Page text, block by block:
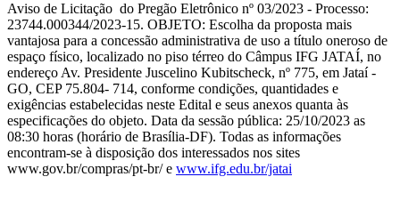
Aviso de Licitação do Pregão Eletrônico nº 03/2023 - Processo:
23744.000344/2023-15. OBJETO: Escolha da proposta mais
vantajosa para a concessão administrativa de uso a título oneroso de
espaço físico, localizado no piso térreo do Câmpus IFG JATAÍ, no
endereço Av. Presidente Juscelino Kubitscheck, nº 775, em Jataí -
GO, CEP 75.804- 714, conforme condições, quantidades e
exigências estabelecidas neste Edital e seus anexos quanta às
especificações do objeto. Data da sessão pública: 25/10/2023 as
08:30 horas (horário de Brasília-DF). Todas as informações
encontram-se à disposição dos interessados nos sites
www.gov.br/compras/pt-br/ e www.ifg.edu.br/jatai